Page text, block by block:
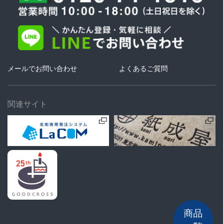
メールでお問い合わせ よくあるご質問
関連サイト
商品